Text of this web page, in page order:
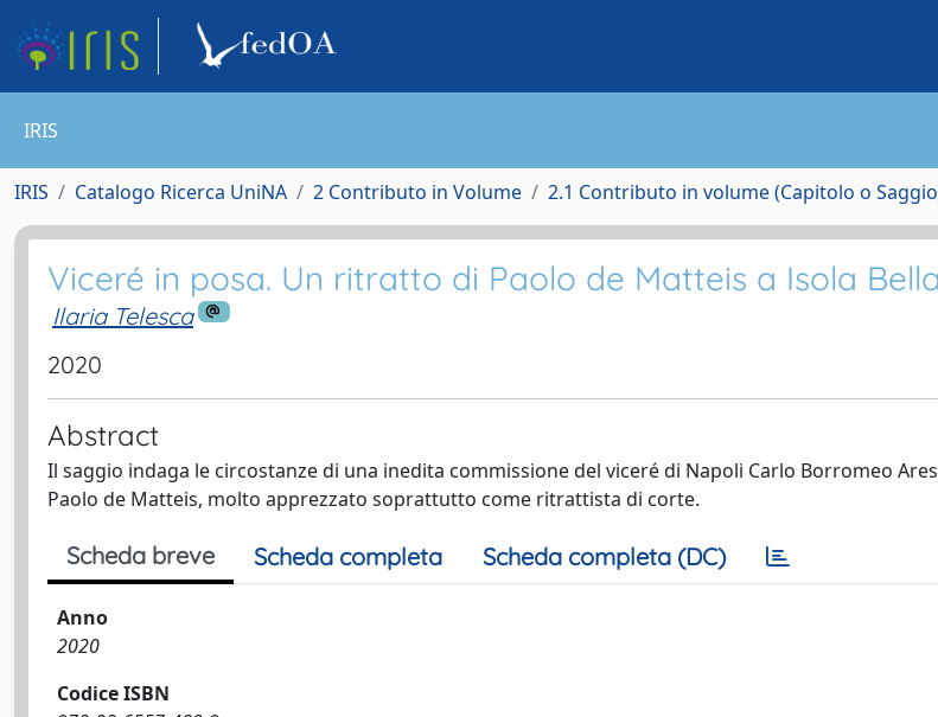
IRIS
IRIS Catalogo Ricerca UniNA 2 Contributo in Volume 2.1 Contributo in volume (Capitolo o
Viceré in posa. Un ritratto di Paolo de Matteis a Isola Bella
Ilaria Telesca
2020
Abstract
Il saggio indaga le circostanze di una inedita commissione del viceré di Napoli Carlo Borromeo
Paolo de Matteis, molto apprezzato soprattutto come ritrattista di corte.
Scheda breve Scheda completa Scheda completa (DC)
Anno
2020
Codice ISBN